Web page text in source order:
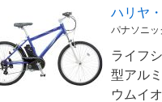
ハリヤ
パナソニッ
ライフ
型アル
ウムイ